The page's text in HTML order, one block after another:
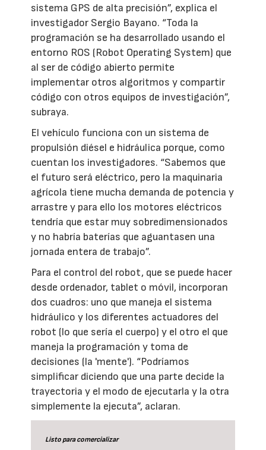
sistema GPS de alta precisión”, explica el
investigador Sergio Bayano. “Toda la
programación se ha desarrollado usando el
entorno ROS (Robot Operating System) que
al ser de código abierto permite
implementar otros algoritmos y compartir
código con otros equipos de investigación”,
subraya.
El vehículo funciona con un sistema de
propulsión diésel e hidráulica porque, como
cuentan los investigadores. “Sabemos que
el futuro será eléctrico, pero la maquinaria
agrícola tiene mucha demanda de potencia y
arrastre y para ello los motores eléctricos
tendría que estar muy sobredimensionados
y no habría baterías que aguantasen una
jornada entera de trabajo”.
Para el control del robot, que se puede hacer
desde ordenador, tablet o móvil, incorporan
dos cuadros: uno que maneja el sistema
hidráulico y los diferentes actuadores del
robot (lo que sería el cuerpo) y el otro el que
maneja la programación y toma de
decisiones (la 'mente'). “Podríamos
simplificar diciendo que una parte decide la
trayectoria y el modo de ejecutarla y la otra
simplemente la ejecuta”, aclaran.
Listo para comercializar